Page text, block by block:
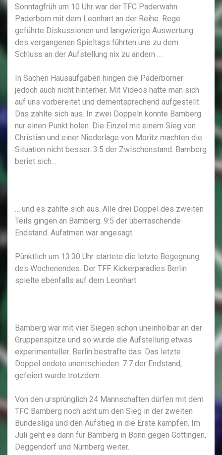
Sonntagfrüh um 10 Uhr war der TFC Paderwahn
Paderborn mit dem Leonhart an der Reihe. Rege
geführte Diskussionen und langwierige Auswertung
des vergangenen Spieltags führten uns zu dem
Schluss an der Aufstellung nix zu ändern …
In Sachen Hausaufgaben hingen die Paderborner
jedoch auch nicht hinterher. Mit Videos hatte man sich
auf uns vorbereitet und dementsprechend aufgestellt.
Das zahlte sich aus. In zwei Doppeln konnte Bamberg
nur einen Punkt holen. Die Einzel mit einem Sieg von
Christian und einer Niederlage von Moritz machten die
Situation nicht besser. 3:5 der Zwischenstand. Bamberg
beriet sich…
… und es zahlte sich aus. Alle drei Doppel des zweiten
Teils gingen an Bamberg. 9:5 der überraschende
Endstand. Aufatmen war angesagt.
Pünktlich um 13:30 Uhr startete die letzte Begegnung
des Wochenendes. Der TFF Kickerparadies Berlin
spielte ebenfalls auf dem Leonhart.
Bamberg war mit vier Siegen schon uneinholbar an der
Gruppenspitze und so wurde die Aufstellung etwas
experimenteller. Berlin bestrafte das: Das letzte
Doppel endete unentschieden. 7:7 der Endstand,
gefeiert wurde trotzdem.
Von den ursprünglich 24 Mannschaften dürfen mit dem
TFC Bamberg noch acht um den Sieg in der zweiten
Bundesliga und den Aufstieg in die Erste kämpfen. Im
Juli geht es dann für Bamberg in Bonn gegen Göttingen,
Deggendorf und Nürnberg weiter.